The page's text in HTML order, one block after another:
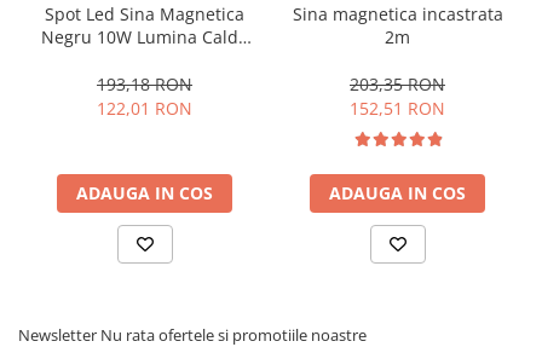
Spot Led Sina Magnetica
Negru 10W Lumina Calda
193,18 RON
122,01 RON
ADAUGA IN COS
Sina magnetica incastrata
2m
203,35 RON
152,51 RON
ADAUGA IN COS
Newsletter Nu rata ofertele si promotiile noastre